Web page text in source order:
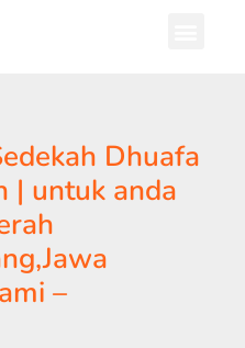
Dhuafa
| untuk anda
–